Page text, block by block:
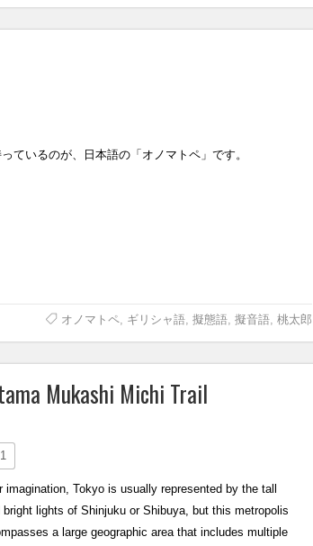
ているのが、日本語の「オノマトペ」です。
オノマトペ, ギリシャ語, 擬態語, 擬音語, 桃太郎
Mukashi Michi Trail
imagination, Tokyo is usually represented by the tall
bright lights of Shinjuku or Shibuya, but this metropolis
a large geographic area that includes multiple